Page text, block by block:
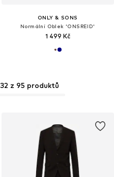
ONLY & SONS
Normální Oblek 'ONSREID'
1 499 Kč
z 95 produktů